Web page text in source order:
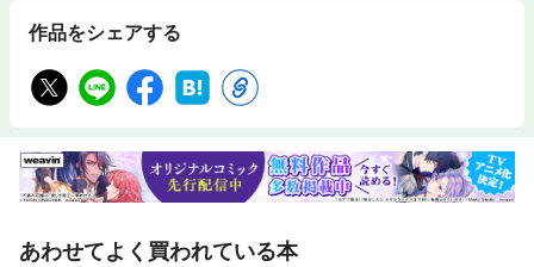
作品をシェアする
あわせてよく買われている本